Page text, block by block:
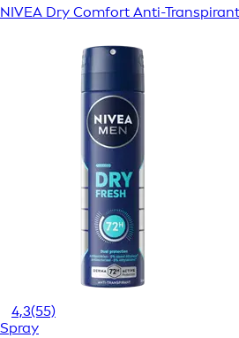
NIVEA Dry Comfort Anti-
4,3(55)
Spray